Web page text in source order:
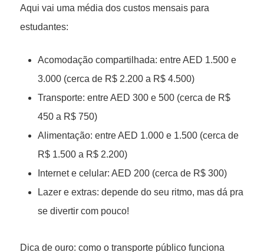
Aqui vai uma média dos custos mensais para
estudantes:
Acomodação compartilhada: entre AED 1.500 e
3.000 (cerca de R$ 2.200 a R$ 4.500)
Transporte: entre AED 300 e 500 (cerca de R$
450 a R$ 750)
Alimentação: entre AED 1.000 e 1.500 (cerca de
R$ 1.500 a R$ 2.200)
Internet e celular: AED 200 (cerca de R$ 300)
Lazer e extras: depende do seu ritmo, mas dá pra
se divertir com pouco!
Dica de ouro: como o transporte público funciona